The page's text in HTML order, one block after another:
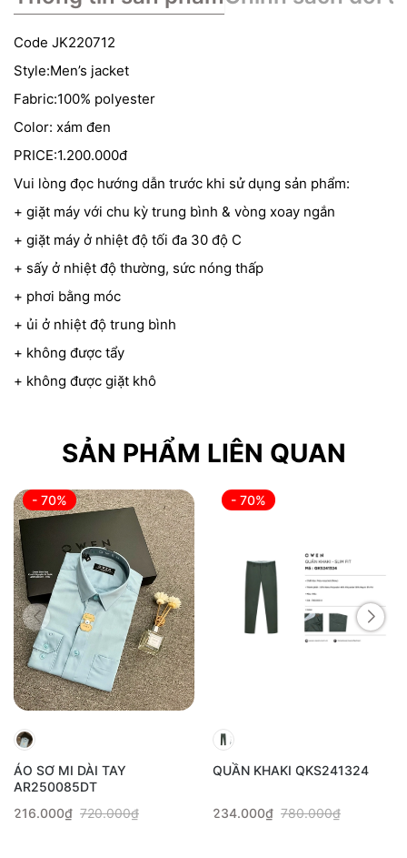
Code JK220712
Style:Men’s jacket
Fabric:100% polyester
Color: xám đen
PRICE:1.200.000đ
Vui lòng đọc hướng dẫn trước khi sử dụng sản phẩm:
+ giặt máy với chu kỳ trung bình & vòng xoay ngắn
+ giặt máy ở nhiệt độ tối đa 30 độ C
+ sấy ở nhiệt độ thường, sức nóng thấp
+ phơi bằng móc
+ ủi ở nhiệt độ trung bình
+ không được tẩy
+ không được giặt khô
SẢN PHẨM LIÊN QUAN
- 70%
ÁO SƠ MI DÀI TAY
AR250085DT
216.000₫ 720.000₫
- 70%
QUẦN KHAKI QKS241324
234.000₫ 780.000₫